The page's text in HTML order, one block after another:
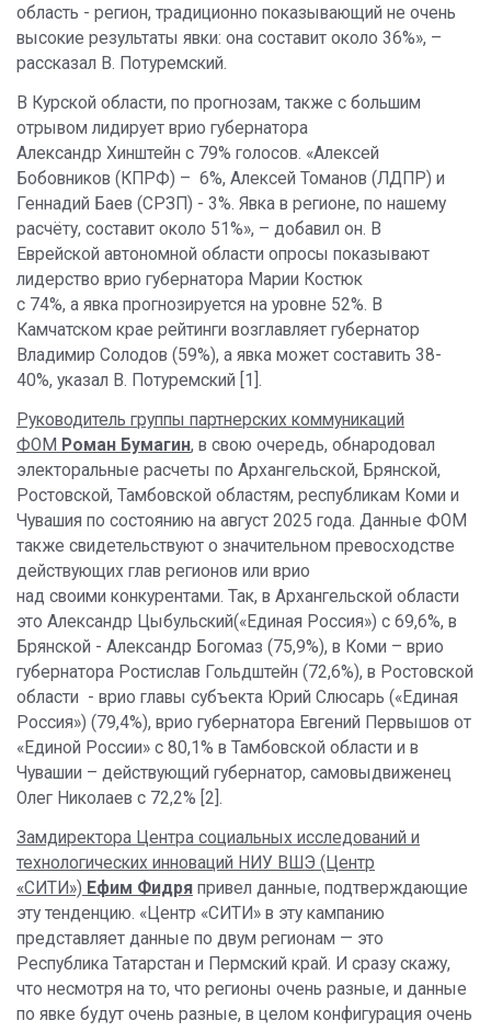
область - регион, традиционно показывающий не очень
высокие результаты явки: она составит около 36%», –
рассказал В. Потуремский.
В Курской области, по прогнозам, также с большим
отрывом лидирует врио губернатора
Александр Хинштейн с 79% голосов. «Алексей
Бобовников (КПРФ) – 6%, Алексей Томанов (ЛДПР) и
Геннадий Баев (СРЗП) - 3%. Явка в регионе, по нашему
расчёту, составит около 51%», – добавил он. В
Еврейской автономной области опросы показывают
лидерство врио губернатора Марии Костюк
с 74%, а явка прогнозируется на уровне 52%. В
Камчатском крае рейтинги возглавляет губернатор
Владимир Солодов (59%), а явка может составить 38-
40%, указал В. Потуремский [1].
Руководитель группы партнерских коммуникаций
ФОМ Роман Бумагин, в свою очередь, обнародовал
электоральные расчеты по Архангельской, Брянской,
Ростовской, Тамбовской областям, республикам Коми и
Чувашия по состоянию на август 2025 года. Данные ФОМ
также свидетельствуют о значительном превосходстве
действующих глав регионов или врио
над своими конкурентами. Так, в Архангельской области
это Александр Цыбульский(«Единая Россия») с 69,6%, в
Брянской - Александр Богомаз (75,9%), в Коми – врио
губернатора Ростислав Гольдштейн (72,6%), в Ростовской
области - врио главы субъекта Юрий Слюсарь («Единая
Россия») (79,4%), врио губернатора Евгений Первышов от
«Единой России» с 80,1% в Тамбовской области и в
Чувашии – действующий губернатор, самовыдвиженец
Олег Николаев с 72,2% [2].
Замдиректора Центра социальных исследований и
технологических инноваций НИУ ВШЭ (Центр
«СИТИ») Ефим Фидря привел данные, подтверждающие
эту тенденцию. «Центр «СИТИ» в эту кампанию
представляет данные по двум регионам — это
Республика Татарстан и Пермский край. И сразу скажу,
что несмотря на то, что регионы очень разные, и данные
по явке будут очень разные, в целом конфигурация очень